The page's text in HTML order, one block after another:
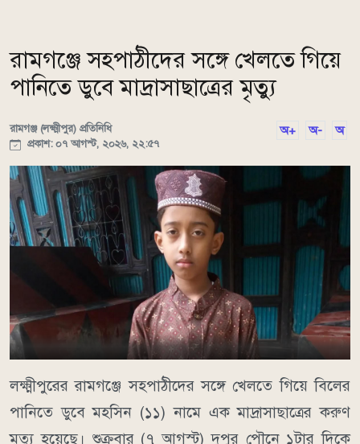
রামগঞ্জে সহপাঠীদের সঙ্গে খেলতে গিয়ে
পানিতে ডুবে মাদ্রাসাছাত্রের মৃত্যু
রামগঞ্জ (লক্ষ্মীপুর) প্রতিনিধি
প্রকাশ: ০৭ আগস্ট, ২০২৬, ২২:৫৭
অ+ অ- অ
লক্ষ্মীপুরের রামগঞ্জে সহপাঠীদের সঙ্গে খেলতে গিয়ে বিলের
পানিতে ডুবে মহসিন (১১) নামে এক মাদ্রাসাছাত্রের করুণ
মৃত্যু হয়েছে। শুক্রবার (৭ আগস্ট) দুপুর পৌনে ১টার দিকে